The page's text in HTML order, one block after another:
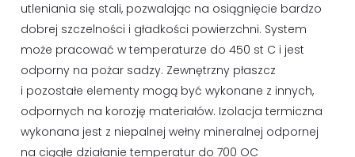
utleniania się stali, pozwalając na osiągnięcie bardzo
dobrej szczelności i gładkości powierzchni. System
może pracować w temperaturze do 450 st C i jest
odporny na pożar sadzy. Zewnętrzny płaszcz
i pozostałe elementy mogą być wykonane z innych,
odpornych na korozję materiałów. Izolacja termiczna
wykonana jest z niepalnej wełny mineralnej odpornej
na ciągłe działanie temperatur do 700 OC